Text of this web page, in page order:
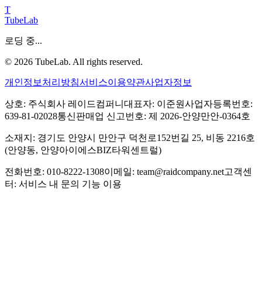
T
TubeLab
로딩 중...
© 2026 TubeLab. All rights reserved.
개인정보처리방침서비스이용약관사업자정보
상호: 주식회사 레이드컴퍼니 대표자: 이준원사업자등록번호:
639-81-02028통신판매업 신고번호: 제 2026-안양만안-0364호
소재지: 경기도 안양시 만안구 덕천로152번길 25, 비동 2216호
(안양동, 안양아이에스BIZ타워센트럴)
전화번호: 010-8222-1308이메일: team@raidcompany.net고객센
터: 서비스 내 문의 기능 이용